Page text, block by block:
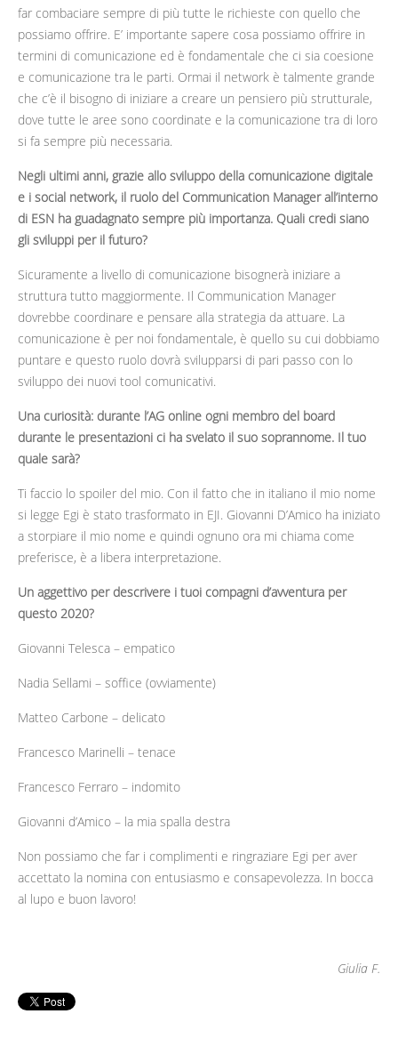
far combaciare sempre di più tutte le richieste con quello che
possiamo offrire. E’ importante sapere cosa possiamo offrire in
termini di comunicazione ed è fondamentale che ci sia coesione
e comunicazione tra le parti. Ormai il network è talmente grande
che c’è il bisogno di iniziare a creare un pensiero più strutturale,
dove tutte le aree sono coordinate e la comunicazione tra di loro
si fa sempre più necessaria.
Negli ultimi anni, grazie allo sviluppo della comunicazione digitale
e i social network, il ruolo del Communication Manager all’interno
di ESN ha guadagnato sempre più importanza. Quali credi siano
gli sviluppi per il futuro?
Sicuramente a livello di comunicazione bisognerà iniziare a
struttura tutto maggiormente. Il Communication Manager
dovrebbe coordinare e pensare alla strategia da attuare. La
comunicazione è per noi fondamentale, è quello su cui dobbiamo
puntare e questo ruolo dovrà svilupparsi di pari passo con lo
sviluppo dei nuovi tool comunicativi.
Una curiosità: durante l’AG online ogni membro del board
durante le presentazioni ci ha svelato il suo soprannome. Il tuo
quale sarà?
Ti faccio lo spoiler del mio. Con il fatto che in italiano il mio nome
si legge Egi è stato trasformato in EJI. Giovanni D’Amico ha iniziato
a storpiare il mio nome e quindi ognuno ora mi chiama come
preferisce, è a libera interpretazione.
Un aggettivo per descrivere i tuoi compagni d’avventura per
questo 2020?
Giovanni Telesca – empatico
Nadia Sellami – soffice (ovviamente)
Matteo Carbone – delicato
Francesco Marinelli – tenace
Francesco Ferraro – indomito
Giovanni d’Amico – la mia spalla destra
Non possiamo che far i complimenti e ringraziare Egi per aver
accettato la nomina con entusiasmo e consapevolezza. In bocca
al lupo e buon lavoro!
Giulia F.